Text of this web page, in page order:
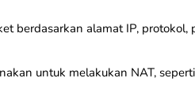
berdasarkan alamat IP, protokol,
untuk melakukan NAT,